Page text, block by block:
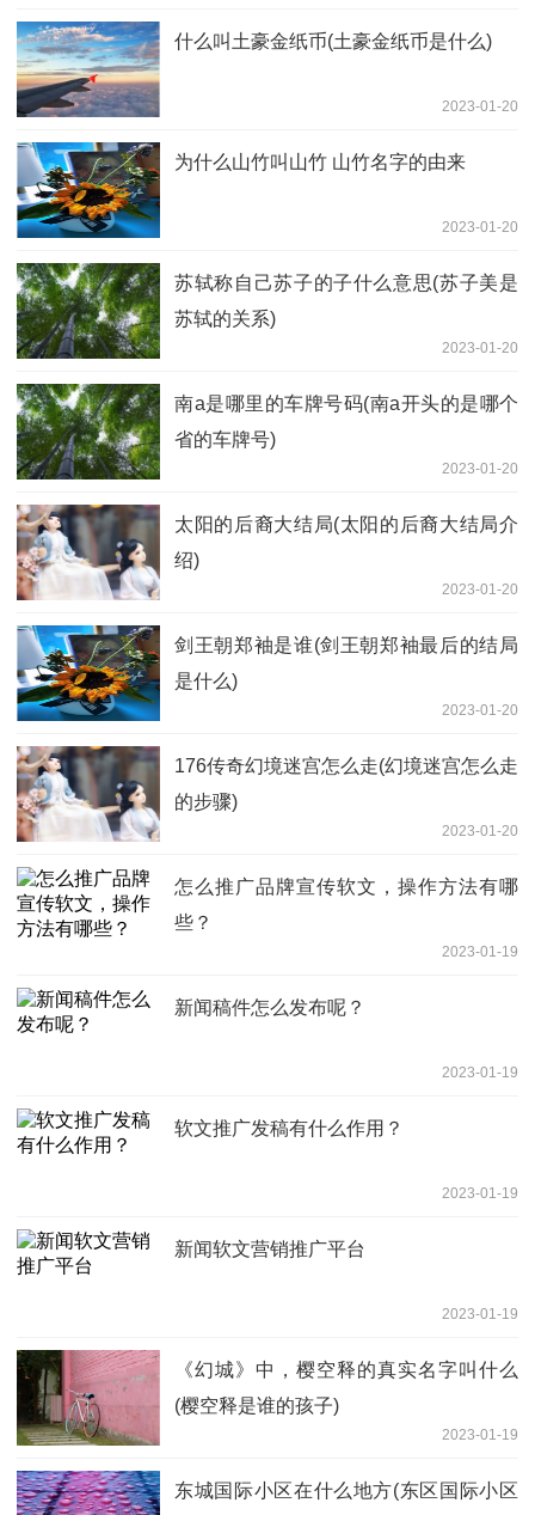
什么叫土豪金纸币(土豪金纸币是什么)
2023-01-20
为什么山竹叫山竹 山竹名字的由来
2023-01-20
苏轼称自己苏子的子什么意思(苏子美是
苏轼的关系)
2023-01-20
南a是哪里的车牌号码(南a开头的是哪个
省的车牌号)
2023-01-20
太阳的后裔大结局(太阳的后裔大结局介
绍)
2023-01-20
剑王朝郑袖是谁(剑王朝郑袖最后的结局
是什么)
2023-01-20
176传奇幻境迷宫怎么走(幻境迷宫怎么走
的步骤)
2023-01-20
怎么推广品牌宣传软文，操作方法有哪
些？
2023-01-19
新闻稿件怎么发布呢？
2023-01-19
软文推广发稿有什么作用？
2023-01-19
新闻软文营销推广平台
2023-01-19
《幻城》中，樱空释的真实名字叫什么
(樱空释是谁的孩子)
2023-01-19
东城国际小区在什么地方(东区国际小区